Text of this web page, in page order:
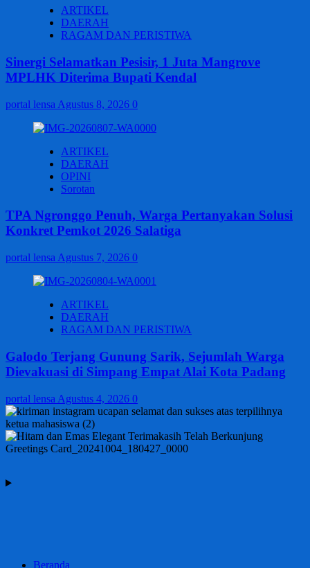
ARTIKEL
DAERAH
RAGAM DAN PERISTIWA
Sinergi Selamatkan Pesisir, 1 Juta Mangrove
MPLHK Diterima Bupati Kendal
portal lensa Agustus 8, 2026 0
ARTIKEL
DAERAH
OPINI
Sorotan
TPA Ngronggo Penuh, Warga Pertanyakan Solusi
Konkret Pemkot 2026 Salatiga
portal lensa Agustus 7, 2026 0
ARTIKEL
DAERAH
RAGAM DAN PERISTIWA
Galodo Terjang Gunung Sarik, Sejumlah Warga
Dievakuasi di Simpang Empat Alai Kota Padang
portal lensa Agustus 4, 2026 0
Beranda